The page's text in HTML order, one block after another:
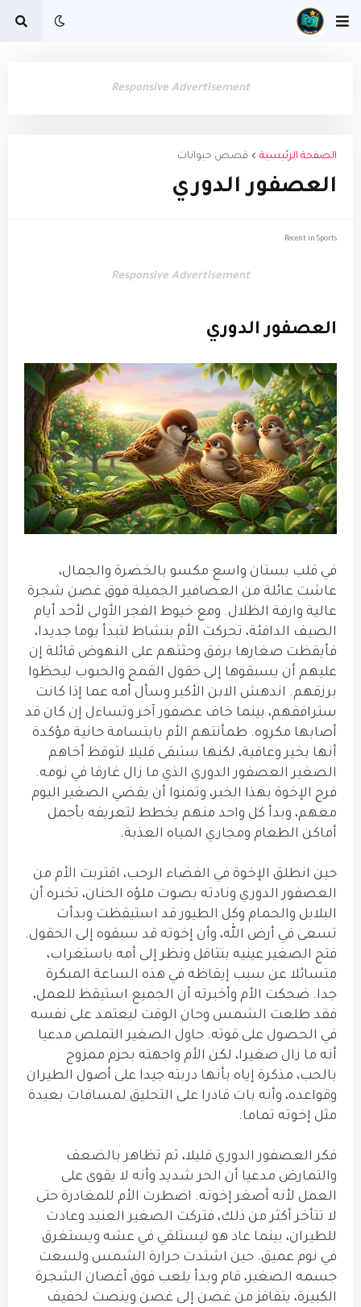
Responsive Advertisement
الصفحة الرئيسية قصص حيوانات
العصفور الدوري
Recent in Sports
Responsive Advertisement
العصفور الدوري
في قلب بستان واسع مكسو بالخضرة والجمال،
عاشت عائلة من العصافير الجميلة فوق غصن شجرة
عالية وارفة الظلال. ومع خيوط الفجر الأولى لأحد أيام
الصيف الدافئة، تحركت الأم بنشاط لتبدأ يوما جديدا،
فأيقظت صغارها برفق وحثتهم على النهوض قائلة إن
عليهم أن يسبقوها إلى حقول القمح والحبوب ليحظوا
برزقهم. اندهش الابن الأكبر وسأل أمه عما إذا كانت
سترافقهم، بينما خاف عصفور آخر وتساءل إن كان قد
أصابها مكروه. طمأنتهم الأم بابتسامة حانية مؤكدة
أنها بخير وعافية، لكنها ستبقى قليلا لتوقظ أخاهم
الصغير العصفور الدوري الذي ما زال غارقا في نومه.
فرح الإخوة بهذا الخبر، وتمنوا أن يقضي الصغير اليوم
معهم، وبدأ كل واحد منهم يخطط لتعريفه بأجمل
أماكن الطعام ومجاري المياه العذبة.
حين انطلق الإخوة في الفضاء الرحب، اقتربت الأم من
العصفور الدوري ونادته بصوت ملؤه الحنان، تخبره أن
البلابل والحمام وكل الطيور قد استيقظت وبدأت
تسعى في أرض الله، وأن إخوته قد سبقوه إلى الحقول.
فتح الصغير عينيه بتثاقل ونظر إلى أمه باستغراب،
متسائلا عن سبب إيقاظه في هذه الساعة المبكرة
جدا. ضحكت الأم وأخبرته أن الجميع استيقظ للعمل،
فقد طلعت الشمس وحان الوقت ليعتمد على نفسه
في الحصول على قوته. حاول الصغير التملص مدعيا
أنه ما زال صغيرا، لكن الأم واجهته بحزم ممزوج
بالحب، مذكرة إياه بأنها دربته جيدا على أصول الطيران
وقواعده، وأنه بات قادرا على التحليق لمسافات بعيدة
مثل إخوته تماما.
فكر العصفور الدوري قليلا، ثم تظاهر بالضعف
والتمارض مدعيا أن الحر شديد وأنه لا يقوى على
العمل لأنه أصغر إخوته. اضطرت الأم للمغادرة حتى
لا تتأخر أكثر من ذلك، فتركت الصغير العنيد وعادت
للطيران، بينما عاد هو ليستلقي في عشه ويستغرق
في نوم عميق. حين اشتدت حرارة الشمس ولسعت
جسمه الصغير، قام وبدأ يلعب فوق أغصان الشجرة
الكبيرة، يتقافز من غصن إلى غصن وينصت لحفيف